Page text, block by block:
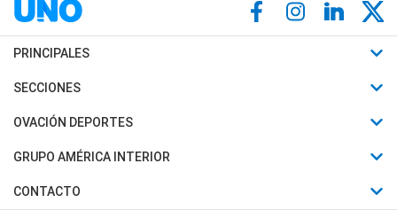
PRINCIPALES
Últimas Noticias
Política
Judiciales
SECCIONES
Horóscopo
Motores
Trucos caseros
OVACIÓN DEPORTES
Fútbol
Mundial
Automovilismo
GRUPO AMÉRICA INTERIOR
Canal 7 en Vivo
CONTACTO